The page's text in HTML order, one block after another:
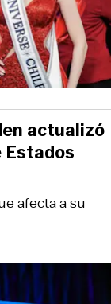
afecta a su
actualizó
Estados